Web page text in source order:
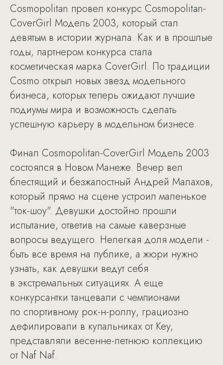
Cosmopolitan провел конкурс Cosmopolitan-
CoverGirl Модель 2003, который стал
девятым в истории журнала. Как и в прошлые
годы, партнером конкурса стала
косметическая марка CoverGirl. По традиции
Cosmo открыл новых звезд модельного
бизнеса, которых теперь ожидают лучшие
подиумы мира и возможность сделать
успешную карьеру в модельном бизнесе.
Финал Cosmopolitan-CoverGirl Модель 2003
состоялся в Новом Манеже. Вечер вел
блестящий и безжалостный Андрей Малахов,
который прямо на сцене устроил маленькое
"ток-шоу". Девушки достойно прошли
испытание, ответив на самые каверзные
вопросы ведущего. Нелегкая доля модели -
быть все время на публике, а жюри нужно
узнать, как девушки ведут себя
в экстремальных ситуациях. А еще
конкурсантки танцевали с чемпионами
по спортивному рок-н-роллу, грациозно
дефилировали в купальниках от Key,
представляли весенне-летнюю коллекцию
от Naf Naf.